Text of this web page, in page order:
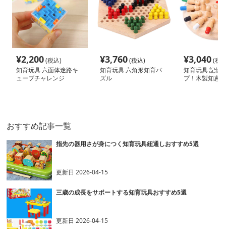
¥2,200(税込)
知育玩具 六面体迷路キ
ューブチャレンジ
¥3,760(税込)
知育玩具 六角形知育パ
ズル
¥3,040(税
知育玩具 記憶
プ！木製知恵
おすすめ記事一覧
指先の器用さが身につく知育玩具紐通しおすすめ5選
更新日2026-04-15
三歳の成長をサポートする知育玩具おすすめ5選
更新日2026-04-15